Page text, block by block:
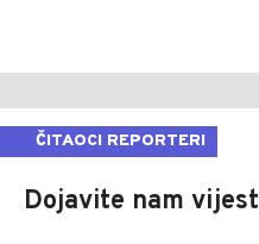
ČITAOCI REPORTERI
Dojavite nam vijest